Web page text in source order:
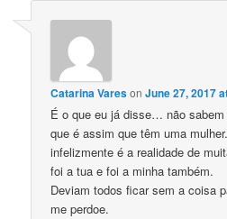
Catarina VaresonJune 27, 2017
É o que eu já disse… não
que é assim que têm uma
infelizmente é a realidade de
foi a tua e foi a minha também.
Deviam todos ficar sem a coisa
me perdoe.